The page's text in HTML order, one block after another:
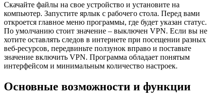
Скачайте файлы на свое устройство и установите на
компьютер. Запустите ярлык с рабочего стола. Перед вами
откроется главное меню программы, где будет указан статус.
По умолчанию стоит значение – выключен VPN. Если вы не
хотите оставлять следов в интернете при посещении разных
веб-ресурсов, передвиньте ползунок вправо и поставьте
значение включить VPN. Программа обладает понятым
интерфейсом и минимальным количество настроек.
Основные возможности и функции